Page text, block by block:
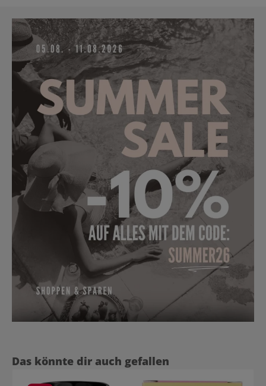
Produktgalerie überspringen
Das könnte dir auch gefallen